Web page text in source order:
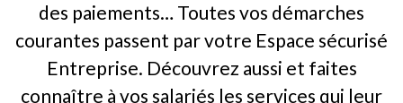
des paiements… Toutes vos démarches
courantes passent par votre Espace sécurisé
Entreprise. Découvrez aussi et faites
connaître à vos salariés les services qui leur